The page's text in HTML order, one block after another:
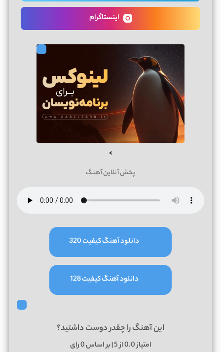
اینستاگرام
>
پخش آنلاین آهنگ
دانلود آهنگ کیفیت 320
دانلود آهنگ کیفیت 128
این آهنگ را چقدر دوست داشتید؟
امتیاز0.0از 5 | بر اساس 0رای